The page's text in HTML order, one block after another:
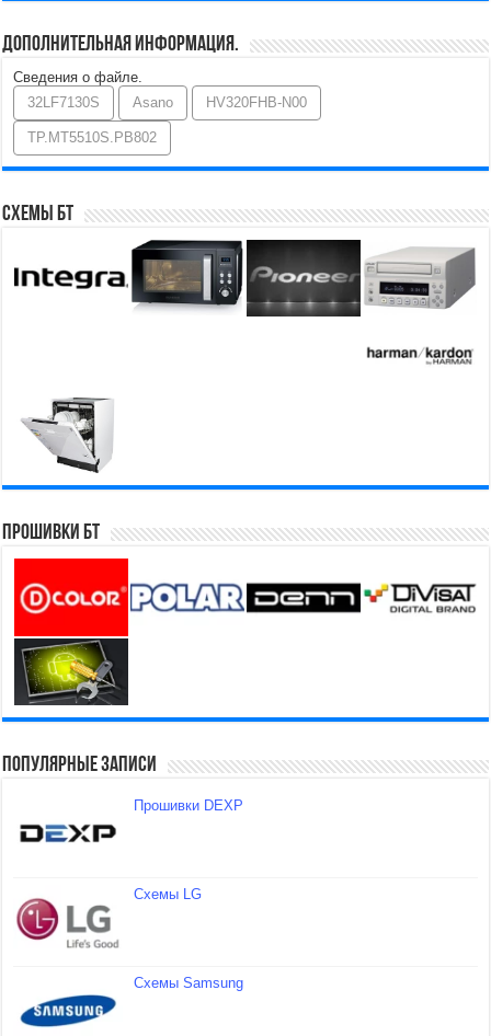
Дополнительная информация.
Сведения о файле.
32LF7130S
Asano HV320FHB-N00
TP.MT5510S.PB802
Схемы БТ
Прошивки БТ
Популярные записи
Прошивки DEXP
Схемы LG
Схемы Samsung